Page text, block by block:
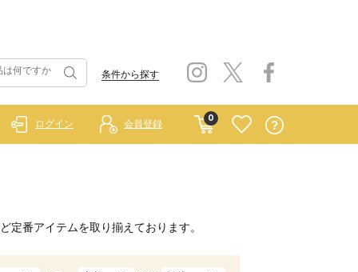
条件から探す
0
ログイン 会員登録
定番アイテムを取り揃えております。